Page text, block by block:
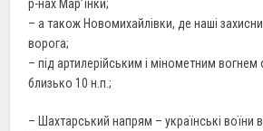
р-нах Мар’їнки;
– а також Новомихайлівки, де наші
ворога;
– під артилерійським і мінометним вогнем
близько 10 н.п.;
– Шахтарський напрям – українські воїни